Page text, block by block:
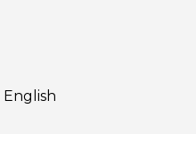
English